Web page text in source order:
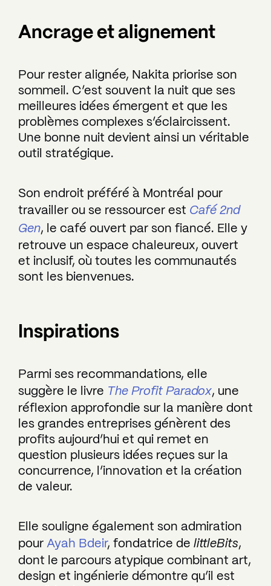
Ancrage et alignement
Pour rester alignée, Nakita priorise son
sommeil. C’est souvent la nuit que ses
meilleures idées émergent et que les
problèmes complexes s’éclaircissent.
Une bonne nuit devient ainsi un véritable
outil stratégique.
Son endroit préféré à Montréal pour
travailler ou se ressourcer est Café 2nd
Gen, le café ouvert par son fiancé. Elle y
retrouve un espace chaleureux, ouvert
et inclusif, où toutes les communautés
sont les bienvenues.
Inspirations
Parmi ses recommandations, elle
suggère le livre The Profit Paradox, une
réflexion approfondie sur la manière dont
les grandes entreprises génèrent des
profits aujourd’hui et qui remet en
question plusieurs idées reçues sur la
concurrence, l’innovation et la création
de valeur.
Elle souligne également son admiration
pour Ayah Bdeir, fondatrice de littleBits,
dont le parcours atypique combinant art,
design et ingénierie démontre qu’il est